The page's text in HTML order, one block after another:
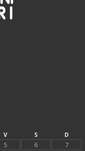
V S
D
5 6
7